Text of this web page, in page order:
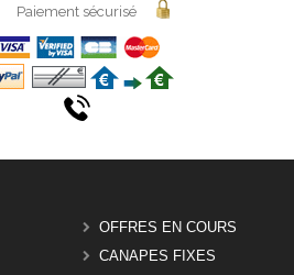
Paiement sécurisé
OFFRES EN COURS
CANAPES FIXES